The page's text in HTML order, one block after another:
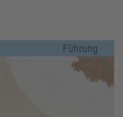
Führung